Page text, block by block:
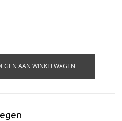
AAN WINKELWAGEN